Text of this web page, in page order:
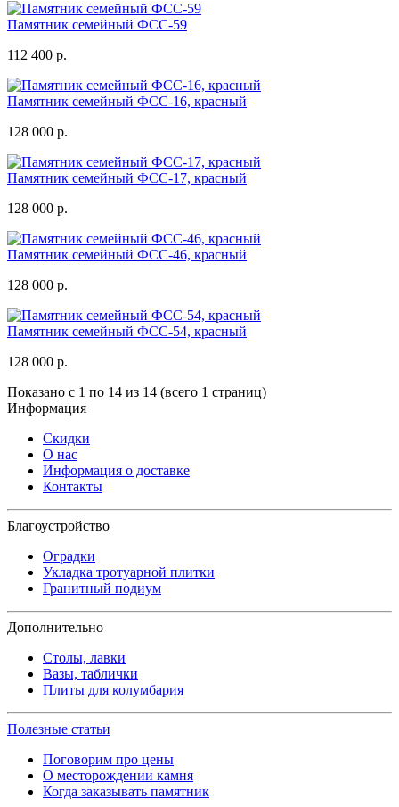
Памятник семейный ФСС-59
112 400 р.
Памятник семейный ФСС-16, красный
128 000 р.
Памятник семейный ФСС-17, красный
128 000 р.
Памятник семейный ФСС-46, красный
128 000 р.
Памятник семейный ФСС-54, красный
128 000 р.
Показано с 1 по 14 из 14 (всего 1 страниц)
Информация
Скидки
О нас
Информация о доставке
Контакты
Благоустройство
Оградки
Укладка тротуарной плитки
Гранитный подиум
Дополнительно
Столы, лавки
Вазы, таблички
Плиты для колумбария
Полезные статьи
Поговорим про цены
О месторождении камня
Когда заказывать памятник